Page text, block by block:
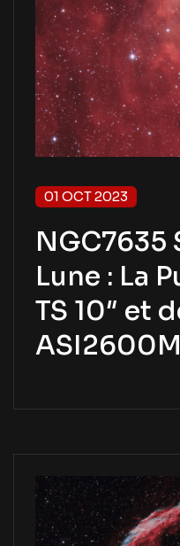
01 OCT 2023
NGC7635
Lune : La
TS 10″ et